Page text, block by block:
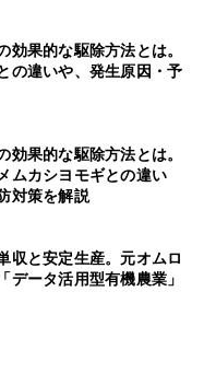
効果的な駆除方法とは。
の違いや、発生原因・予
効果的な駆除方法とは。
ムカシヨモギとの違い
対策を解説
収と安定生産。元オムロ
データ活用型有機農業」